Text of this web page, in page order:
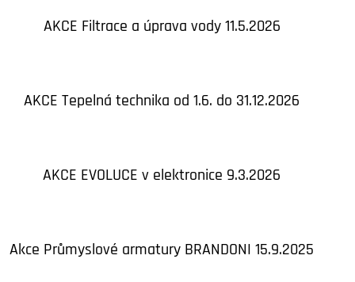
AKCE Filtrace a úprava vody 11.5.2026
AKCE Tepelná technika od 1.6. do 31.12.2026
AKCE EVOLUCE v elektronice 9.3.2026
Akce Průmyslové armatury BRANDONI 15.9.2025